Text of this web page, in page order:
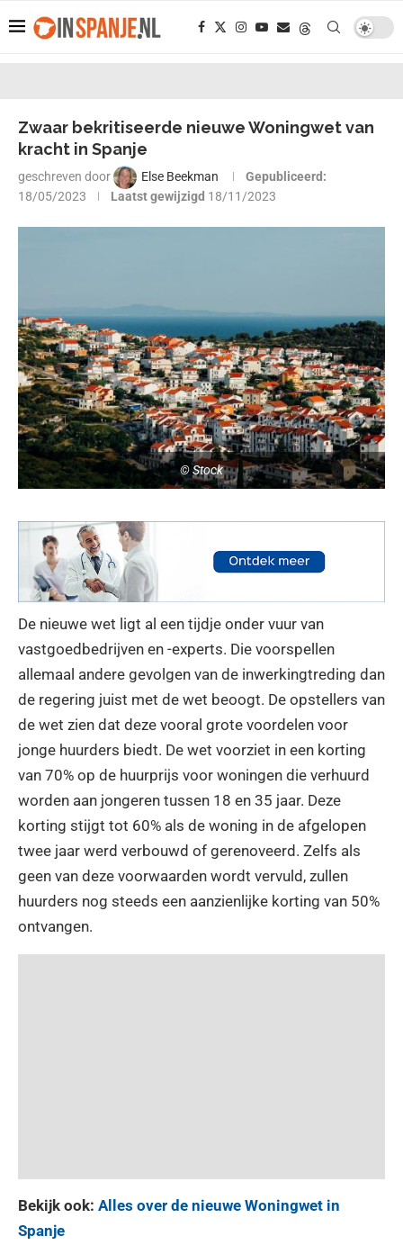
Zwaar bekritiseerde nieuwe Woningwet van
kracht in Spanje
geschreven door Else Beekman
Gepubliceerd:
18/05/2023
Laatst gewijzigd 18/11/2023
© Stock
De nieuwe wet ligt al een tijdje onder vuur van
vastgoedbedrijven en -experts. Die voorspellen
allemaal andere gevolgen van de inwerkingtreding dan
de regering juist met de wet beoogt. De opstellers van
de wet zien dat deze vooral grote voordelen voor
jonge huurders biedt. De wet voorziet in een korting
van 70% op de huurprijs voor woningen die verhuurd
worden aan jongeren tussen 18 en 35 jaar. Deze
korting stijgt tot 60% als de woning in de afgelopen
twee jaar werd verbouwd of gerenoveerd. Zelfs als
geen van deze voorwaarden wordt vervuld, zullen
huurders nog steeds een aanzienlijke korting van 50%
ontvangen.
Bekijk ook: Alles over de nieuwe Woningwet in
Spanje